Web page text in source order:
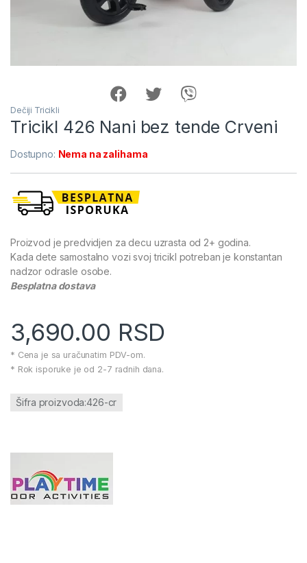
Dečiji Tricikli
Tricikl 426 Nani bez tende Crveni
Dostupno: Nema na zalihama
Proizvod je predvidjen za decu uzrasta od 2+ godina.
Kada dete samostalno vozi svoj tricikl potreban je konstantan
nadzor odrasle osobe.
Besplatna dostava
3,690.00 RSD
* Cena je sa uračunatim PDV-om.
* Rok isporuke je od 2-7 radnih dana.
Šifra proizvoda:426-cr